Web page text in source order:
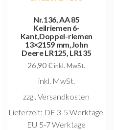
Nr.136, AA 85
Keilriemen 6-
Kant,Doppel-riemen
13×2159 mm,John
Deere LR125, LR135
26,90€ inkl. MwSt.
inkl. MwSt.
zzgl. Versandkosten
Lieferzeit: DE 3-5 Werktage,
EU 5-7 Werktage